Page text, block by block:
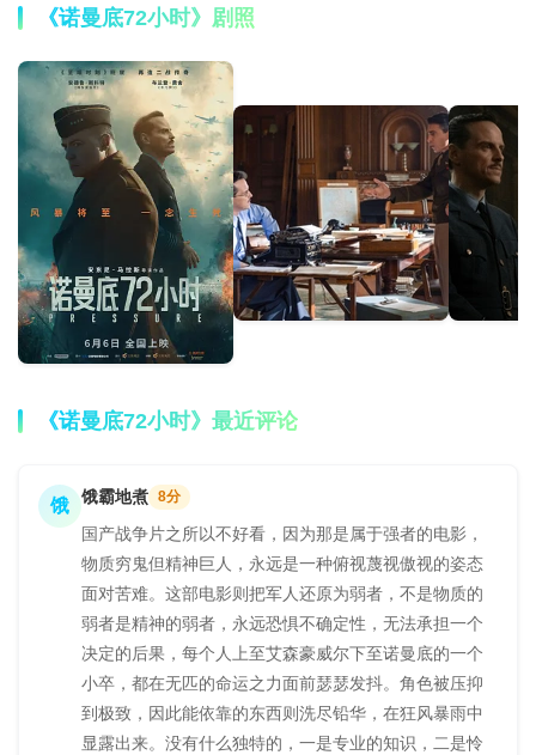
《诺曼底72小时》剧照
《诺曼底72小时》最近评论
饿 饿霸地煮 8分
国产战争片之所以不好看，因为那是属于强者的电影，
物质穷鬼但精神巨人，永远是一种俯视蔑视傲视的姿态
面对苦难。这部电影则把军人还原为弱者，不是物质的
弱者是精神的弱者，永远恐惧不确定性，无法承担一个
决定的后果，每个人上至艾森豪威尔下至诺曼底的一个
小卒，都在无匹的命运之力面前瑟瑟发抖。角色被压抑
到极致，因此能依靠的东西则洗尽铅华，在狂风暴雨中
显露出来。没有什么独特的，一是专业的知识，二是怜